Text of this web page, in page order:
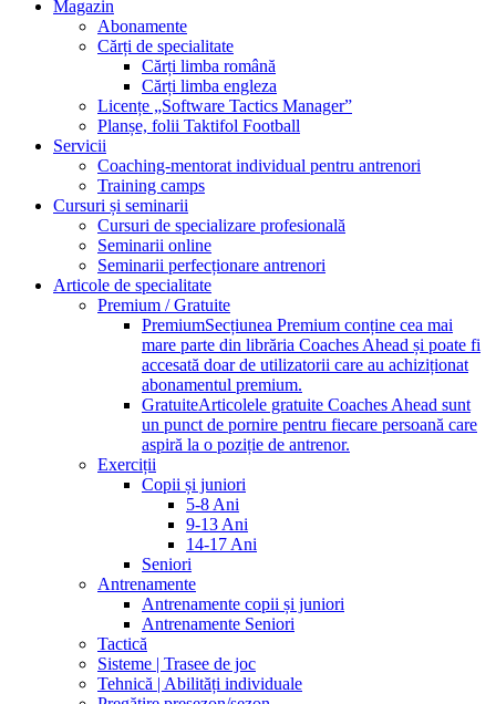
Magazin
Abonamente
Cărți de specialitate
Cărți limba română
Cărți limba engleza
Licențe „Software Tactics Manager”
Planșe, folii Taktifol Football
Servicii
Coaching-mentorat individual pentru antrenori
Training camps
Cursuri și seminarii
Cursuri de specializare profesională
Seminarii online
Seminarii perfecționare antrenori
Articole de specialitate
Premium / Gratuite
PremiumSecțiunea Premium conține cea mai
mare parte din librăria Coaches Ahead și poate fi
accesată doar de utilizatorii care au achiziționat
abonamentul premium.
GratuiteArticolele gratuite Coaches Ahead sunt
un punct de pornire pentru fiecare persoană care
aspiră la o poziție de antrenor.
Exerciții
Copii și juniori
5-8 Ani
9-13 Ani
14-17 Ani
Seniori
Antrenamente
Antrenamente copii și juniori
Antrenamente Seniori
Tactică
Sisteme | Trasee de joc
Tehnică | Abilități individuale